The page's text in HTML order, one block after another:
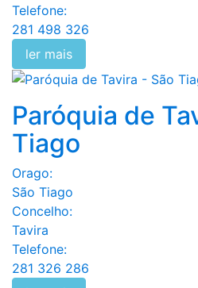
Telefone:
281 498 326
ler mais
Paróquia de
Tiago
Orago:
São Tiago
Concelho:
Tavira
Telefone:
281 326 286